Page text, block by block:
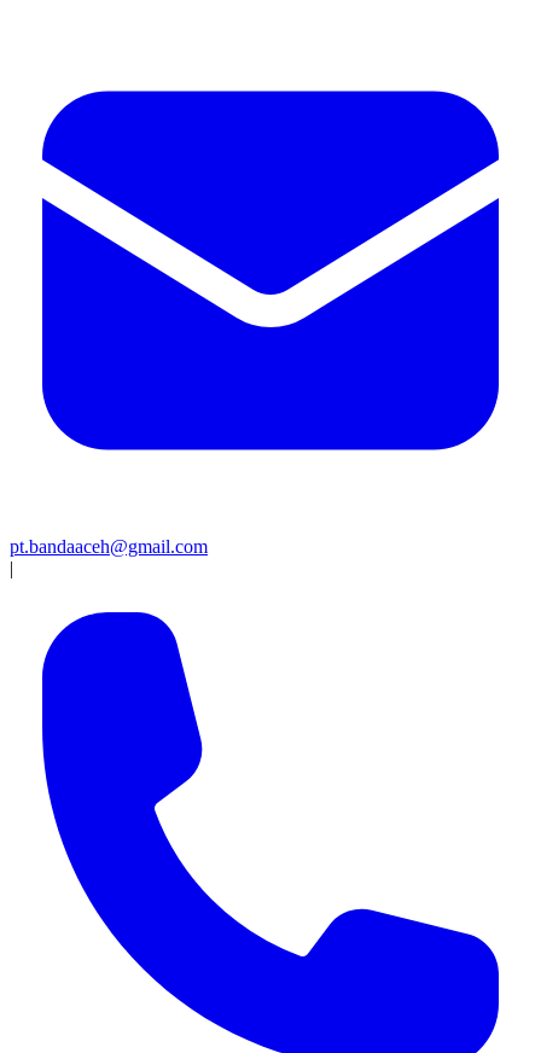
pt.bandaaceh@gmail.com
|